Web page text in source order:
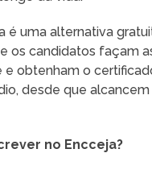
é uma alternativa
os candidatos façam
e obtenham o
desde que
no Encceja?